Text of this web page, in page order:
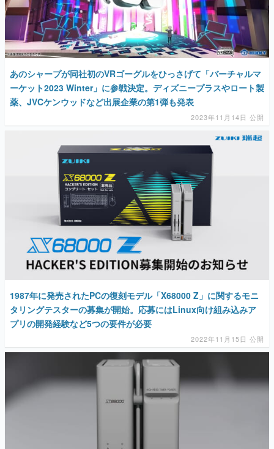
あのシャープが同社初のVRゴーグルをひっさげて「バーチャルマ
ーケット2023 Winter」に参戦決定。ディズニープラスやロート製
薬、JVCケンウッドなど出展企業の第1弾も発表
2023年11月14日 公開
1987年に発売されたPCの復刻モデル「X68000 Z」に関するモニ
タリングテスターの募集が開始。応募にはLinux向け組み込みア
プリの開発経験など5つの要件が必要
2022年11月15日 公開